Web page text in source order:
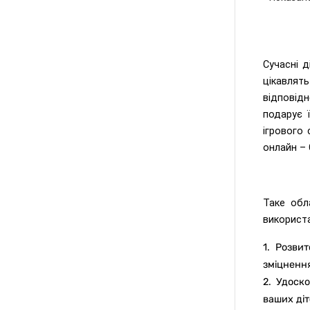
Сучасні
подарує
онлайн –
Таке
1.
2.
ваших